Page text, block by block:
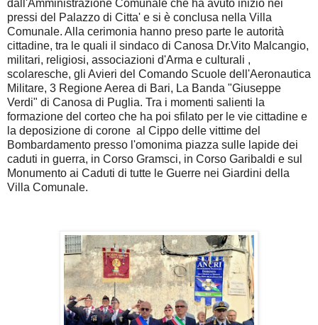
dall'Amministrazione Comunale che ha avuto inizio nei
pressi del Palazzo di Citta' e si è conclusa nella Villa
Comunale. Alla cerimonia hanno preso parte le autorità
cittadine, tra le quali il sindaco di Canosa Dr.Vito Malcangio,
militari, religiosi, associazioni d'Arma e culturali ,
scolaresche, gli Avieri del Comando Scuole dell'Aeronautica
Militare, 3 Regione Aerea di Bari, La Banda "Giuseppe
Verdi" di Canosa di Puglia. Tra i momenti salienti la
formazione del corteo che ha poi sfilato per le vie cittadine e
la deposizione di corone al Cippo delle vittime del
Bombardamento presso l'omonima piazza sulle lapide dei
caduti in guerra, in Corso Gramsci, in Corso Garibaldi e sul
Monumento ai Caduti di tutte le Guerre nei Giardini della
Villa Comunale.